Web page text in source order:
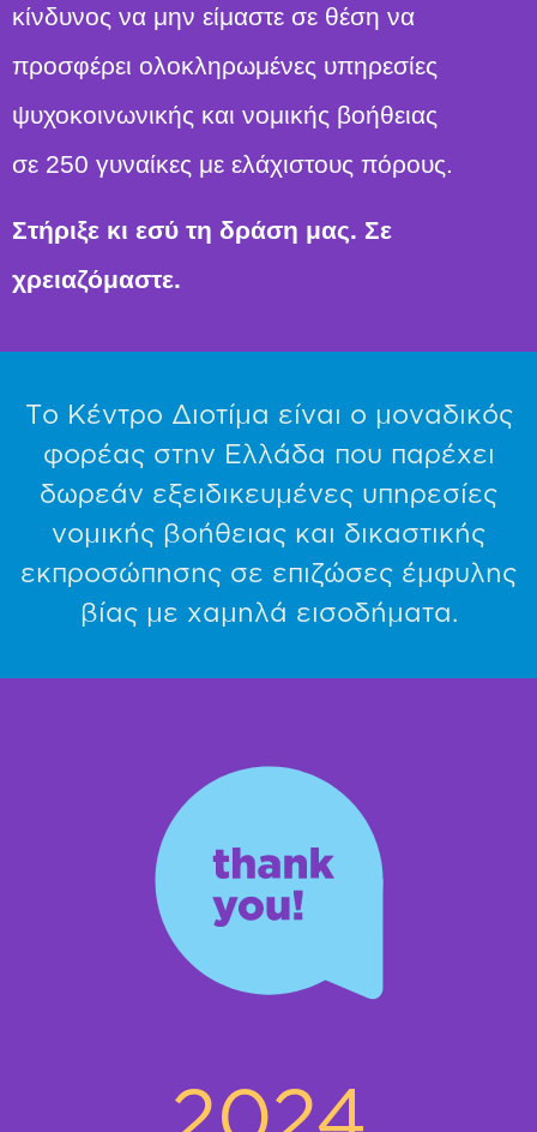
κίνδυνος να μην είμαστε σε θέση να
προσφέρει ολοκληρωμένες υπηρεσίες
ψυχοκοινωνικής και νομικής βοήθειας
σε 250 γυναίκες με ελάχιστους πόρους.
Στήριξε κι εσύ τη δράση μας. Σε
χρειαζόμαστε.
Το Κέντρο Διοτίμα είναι ο μοναδικός
φορέας στην Ελλάδα που παρέχει
δωρεάν εξειδικευμένες υπηρεσίες
νομικής βοήθειας και δικαστικής
εκπροσώπησης σε επιζώσες έμφυλης
βίας με χαμηλά εισοδήματα.
2024